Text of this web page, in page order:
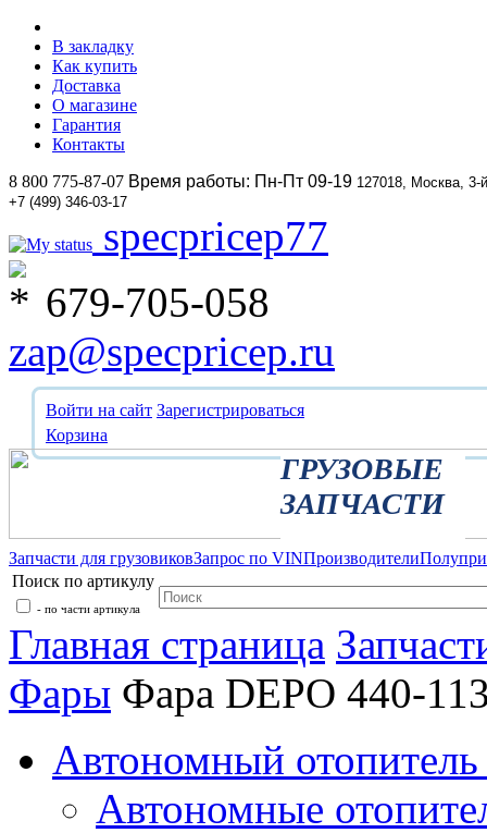
В закладку
Как купить
Доставка
О магазине
Гарантия
Контакты
8 800 775-87-07 Время работы: Пн-Пт 09-19 127018, Москва,
+7 (499) 346-03-17
specpricep77
679-705-058
zap@specpricep.ru
Войти на сайт Зарегистрироваться
Корзина
ГРУЗОВЫЕ
ЗАПЧАСТИ
Запчасти для грузовиковЗапрос по VINПроизводители
Поиск по артикулу
- по части артикула
Главная страница
Фары Фара DEPO 440-
Автономный отопитель
Автономные